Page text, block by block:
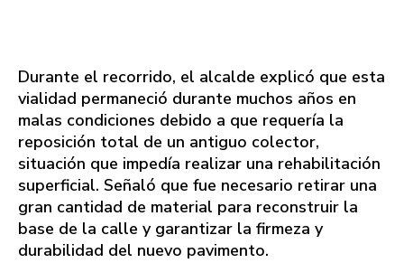
Durante el recorrido, el alcalde explicó que esta
vialidad permaneció durante muchos años en
malas condiciones debido a que requería la
reposición total de un antiguo colector,
situación que impedía realizar una rehabilitación
superficial. Señaló que fue necesario retirar una
gran cantidad de material para reconstruir la
base de la calle y garantizar la firmeza y
durabilidad del nuevo pavimento.